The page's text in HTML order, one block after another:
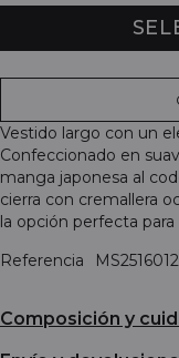
Vestido largo con un
Confeccionado en
manga japonesa al
cierra con cremallera
la opción perfecta
Referencia
Composición y